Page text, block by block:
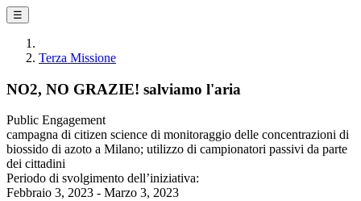
☰
Terza Missione
NO2, NO GRAZIE! salviamo l'aria
Public Engagement
campagna di citizen science di monitoraggio delle concentrazioni di
biossido di azoto a Milano; utilizzo di campionatori passivi da parte
dei cittadini
Periodo di svolgimento dell’iniziativa:
Febbraio 3, 2023 - Marzo 3, 2023